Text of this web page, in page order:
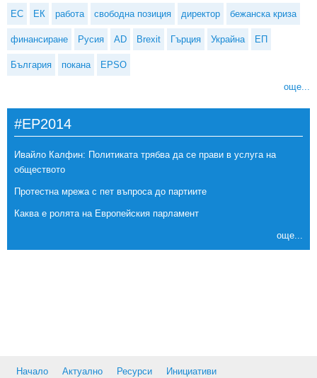
ЕС ЕК работа свободна позиция директор бежанска криза
финансиране Русия AD Brexit Гърция Украйна ЕП
България покана EPSO
още...
#EP2014
Ивайло Калфин: Политиката трябва да се прави в услуга на
обществото
Протестна мрежа с пет въпроса до партиите
Каква е ролята на Европейския парламент
още...
Начало Актуално Ресурси
Инициативи